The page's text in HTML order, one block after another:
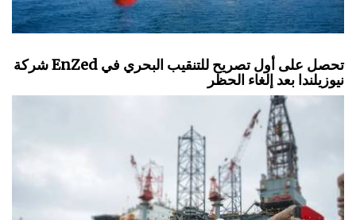
شركة EnZed تحصل على أول تصريح للتنقيب البحري في
نيوزيلندا بعد إلغاء الحظر